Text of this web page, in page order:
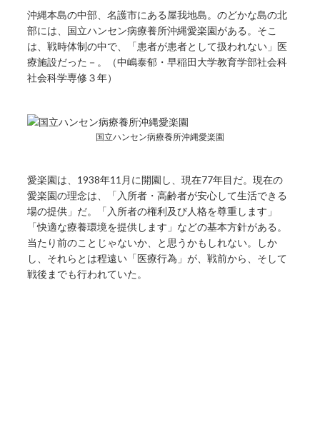
沖縄本島の中部、名護市にある屋我地島。のどかな島の北
部には、国立ハンセン病療養所沖縄愛楽園がある。そこ
は、戦時体制の中で、「患者が患者として扱われない」医
療施設だった－。（中嶋泰郁・早稲田大学教育学部社会科
社会科学専修３年）
国立ハンセン病療養所沖縄愛楽園
愛楽園は、1938年11月に開園し、現在77年目だ。現在の
愛楽園の理念は、「入所者・高齢者が安心して生活できる
場の提供」だ。「入所者の権利及び人格を尊重します」
「快適な療養環境を提供します」などの基本方針がある。
当たり前のことじゃないか、と思うかもしれない。しか
し、それらとは程遠い「医療行為」が、戦前から、そして
戦後までも行われていた。